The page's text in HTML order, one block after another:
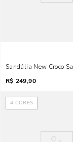
Sandália New Croco
R$ 249,90
4 CORES